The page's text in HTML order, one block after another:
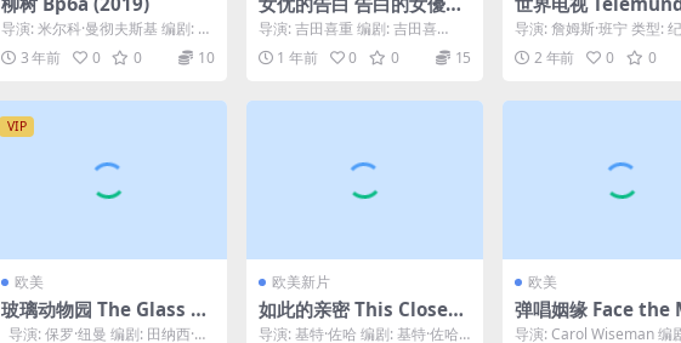
导演: 米尔科·曼彻夫斯基 编剧: 米
尔科·曼彻夫斯基 主演: 萨拉·克利
莫斯卡...
3 年前 0 0 10
(1971)
导演: 吉田喜重 编剧: 吉田喜
重 / 山田正弘 主演: 浅丘ルリ
子 / 赤座美...
1 年前 0 0 15
019)
导演: 詹姆斯·班宁 类型:
制片国家/地区: 美国 上映
01...2 年前 0 0
VIP
欧美
玻璃动物园 The Glass M
enagerie (1987)
导演: 保罗·纽曼 编剧: 田纳西·威
欧美新片
如此的亲密 This Closene
ss (2023)
导演: 基特·佐哈 编剧: 基特·佐哈
欧美
弹唱姻缘 Face the
c (1993)
导演: Carol Wiseman 编